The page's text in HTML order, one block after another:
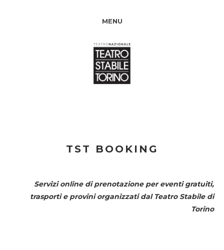
MENU
TST BOOKING
Servizi online di prenotazione per eventi gratuiti,
trasporti e provini organizzati dal Teatro Stabile di
Torino